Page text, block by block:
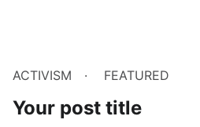
ACTIVISM FEATURED
Your post title